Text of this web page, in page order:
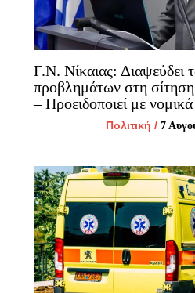
Γ.Ν. Νίκαιας: Διαψεύδει
προβλημάτων στη
– Προειδοποιεί με
Πολιτική / 7